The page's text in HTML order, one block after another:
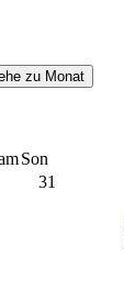
zu Monat
Son
31